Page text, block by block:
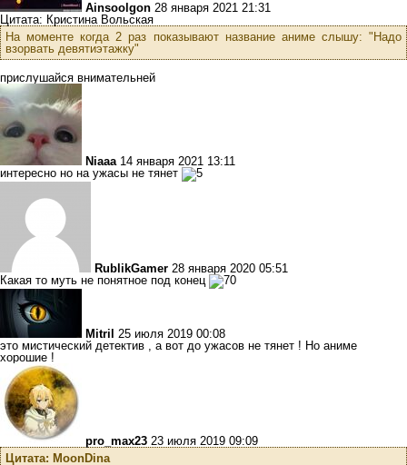
Ainsoolgon 28 января 2021 21:31
Цитата: Кристина Вольская
На моменте когда 2 раз показывают название аниме слышу: "Надо
взорвать девятиэтажку"
прислушайся внимательней
Niaaa 14 января 2021 13:11
интересно но на ужасы не тянет
RublikGamer 28 января 2020 05:51
Какая то муть не понятное под конец
Mitril 25 июля 2019 00:08
это мистический детектив , а вот до ужасов не тянет ! Но аниме
хорошие !
pro_max23 23 июля 2019 09:09
Цитата: MoonDina